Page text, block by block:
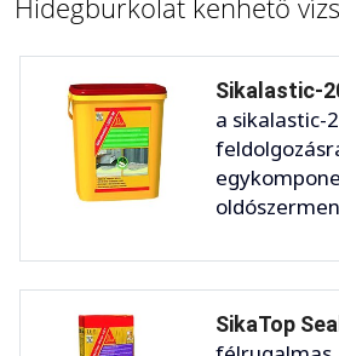
Hidegburkolat kenhető
Sikalastic-
a sikalastic-
SikaTop